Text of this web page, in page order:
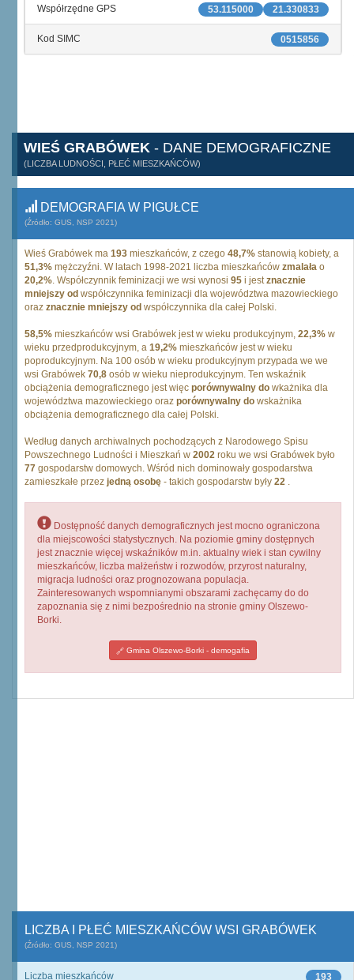
21.330833
53.115000
Współrzędne GPS
0515856
Kod SIMC
WIEŚ GRABÓWEK - DANE DEMOGRAFICZNE
(LICZBA LUDNOŚCI, PŁEĆ MIESZKAŃCÓW)
DEMOGRAFIA W PIGUŁCE
(Źródło: GUS, NSP 2021)
Wieś Grabówek ma 193 mieszkańców, z czego 48,7% stanowią kobiety, a
51,3% mężczyźni. W latach 1998-2021 liczba mieszkańców zmalała o
20,2%. Współczynnik feminizacji we wsi wynosi 95 i jestznacznie
mniejszy od współczynnika feminizacji dla województwa mazowieckiego
oraz znacznie mniejszy od współczynnika dla całej Polski.
58,5% mieszkańców wsi Grabówek jest w wieku produkcyjnym, 22,3% w
wieku przedprodukcyjnym, a 19,2% mieszkańców jest w wieku
poprodukcyjnym. Na 100 osób w wieku produkcyjnym przypada we we
wsi Grabówek 70,8 osób w wieku nieprodukcyjnym. Ten wskaźnik
obciążenia demograficznego jest więc porównywalny do wkażnika dla
województwa mazowieckiego oraz porównywalny do wskażnika
obciążenia demograficznego dla całej Polski.
Według danych archiwalnych pochodzących z Narodowego Spisu
Powszechnego Ludności i Mieszkań w 2002 roku we wsi Grabówek było
77 gospodarstw domowych. Wśród nich dominowały gospodarstwa
zamieszkałe przez jedną osobę - takich gospodarstw były 22 .
Dostępność danych demograficznych jest mocno ograniczona
dla miejscowości statystycznych. Na poziomie gminy dostępnych
jest znacznie więcej wskaźników m.in. aktualny wiek i stan cywilny
mieszkańców, liczba małżeństw i rozwodów, przyrost naturalny,
migracja ludności oraz prognozowana populacja.
Zainteresowanych wspomnianymi obszarami zachęcamy do do
zapoznania się z nimi bezpośrednio na stronie gminy Olszewo-
Borki.
Gmina Olszewo-Borki - demogafia
LICZBA I PŁEĆ MIESZKAŃCÓW WSI GRABÓWEK
(Źródło: GUS, NSP 2021)
193
Liczba mieszkańców